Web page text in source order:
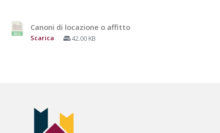
Canoni di locazione o affitto
Scarica 42.00 KB